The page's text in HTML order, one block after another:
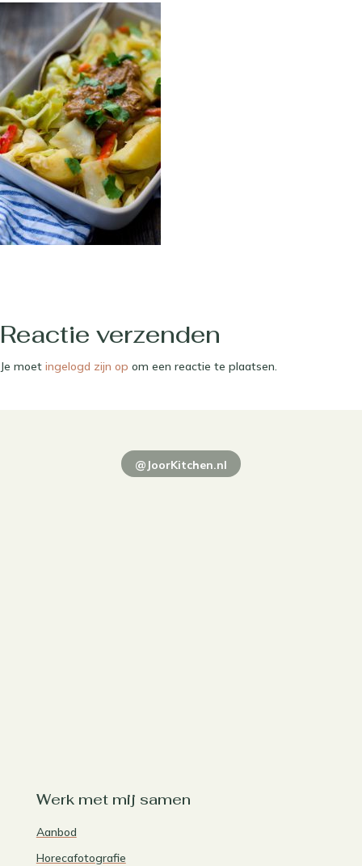
Reactie verzenden
Je moet ingelogd zijn op om een reactie te plaatsen.
@JoorKitchen.nl
Werk met mij samen
Aanbod
Horecafotografie